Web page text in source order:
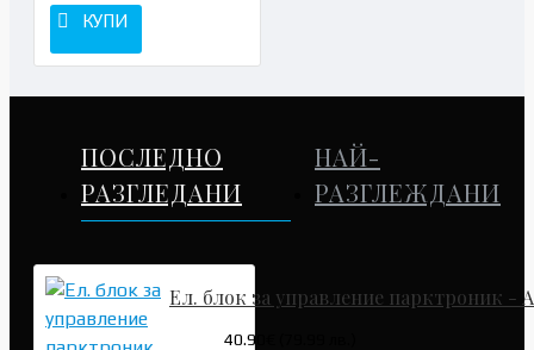
КУПИ
ПОСЛЕДНО
РАЗГЛЕДАНИ
НАЙ-
РАЗГЛЕЖДАНИ
Ел. блок за управление парктроник -
40.90€ (79.99 лв.)